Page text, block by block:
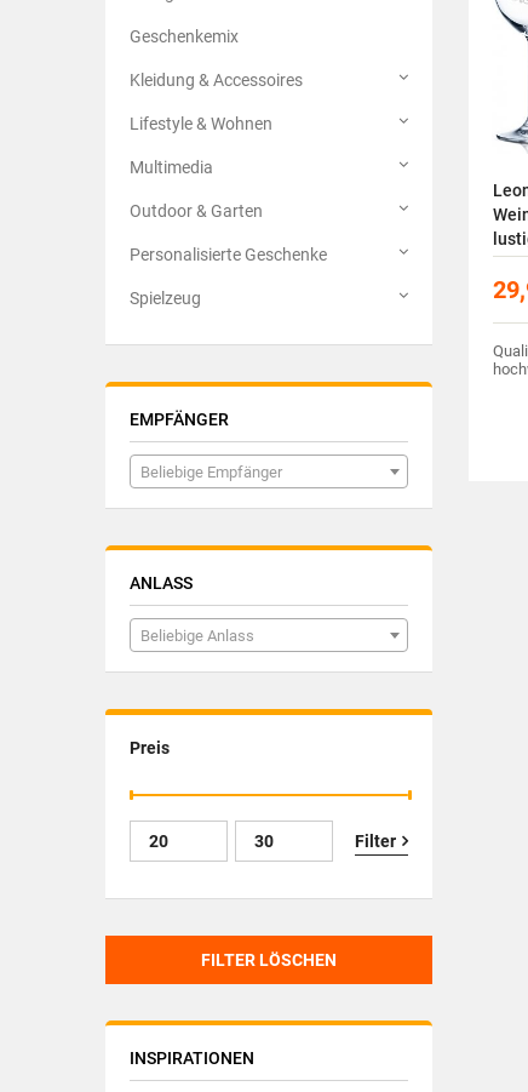
Geschenkemix
Kleidung & Accessoires
Lifestyle & Wohnen
Multimedia
Outdoor & Garten
Personalisierte Geschenke
Spielzeug
EMPFÄNGER
Beliebige Empfänger
ANLASS
Beliebige Anlass
Preis
Filter
FILTER LÖSCHEN
INSPIRATIONEN